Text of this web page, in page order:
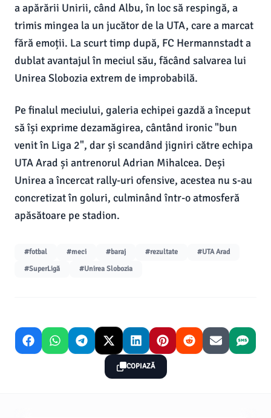
a apărării Unirii, când Albu, în loc să respingă, a
trimis mingea la un jucător de la UTA, care a marcat
fără emoții. La scurt timp după, FC Hermannstadt a
dublat avantajul în meciul său, făcând salvarea lui
Unirea Slobozia extrem de improbabilă.
Pe finalul meciului, galeria echipei gazdă a început
să își exprime dezamăgirea, cântând ironic "bun
venit în Liga 2", dar și scandând jigniri către echipa
UTA Arad și antrenorul Adrian Mihalcea. Deși
Unirea a încercat rally-uri ofensive, acestea nu s-au
concretizat în goluri, culminând într-o atmosferă
apăsătoare pe stadion.
#fotbal #meci #baraj #rezultate
#UTA Arad
#SuperLigă
#Unirea Slobozia
COPIAZĂ